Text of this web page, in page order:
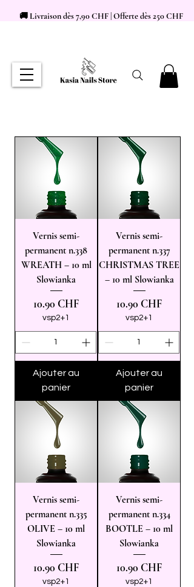
🚚 Livraison dès 7,90 CHF | Offerte dès 250 CHF
Vernis semi-
permanent n.338
WREATH – 10 ml
Slowianka
Prix
10.90 CHF
vsp2+1
Ajouter au
panier
Vernis semi-
permanent n.337
CHRISTMAS TREE
– 10 ml Slowianka
Prix
10.90 CHF
vsp2+1
Ajouter au
panier
Vernis semi-
permanent n.335
OLIVE – 10 ml
Slowianka
Prix
10.90 CHF
vsp2+1
Vernis semi-
permanent n.334
BOOTLE – 10 ml
Slowianka
Prix
10.90 CHF
vsp2+1